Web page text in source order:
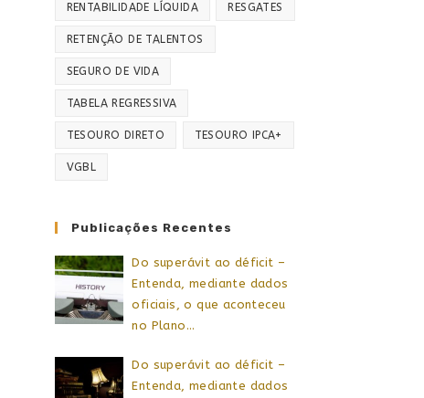
RENTABILIDADE LÍQUIDA RESGATES
RETENÇÃO DE TALENTOS
SEGURO DE VIDA
TABELA REGRESSIVA
TESOURO DIRETO TESOURO IPCA+
VGBL
Publicações Recentes
Do superávit ao déficit –
Entenda, mediante dados
oficiais, o que aconteceu
no Plano…
Do superávit ao déficit –
Entenda, mediante dados